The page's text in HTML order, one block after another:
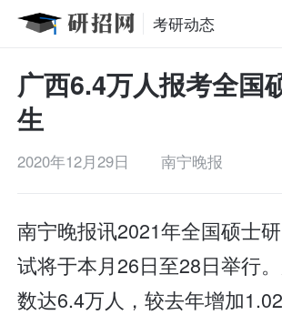
考研动态
广西6.4万人报考全国
生
2020年12月29日 南宁晚报
南宁晚报讯2021年全国硕士
试将于本月26日至28日举行
数达6.4万人，较去年增加